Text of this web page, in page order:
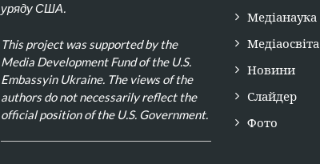
уряду США.
This project was supported by the
Media Development Fund of the U.S.
Embassyin Ukraine. The views of the
authors do not necessarily reflect the
official position of the U.S. Government.
Медіанаука
Медіаосвіта
Новини
Слайдер
Фото